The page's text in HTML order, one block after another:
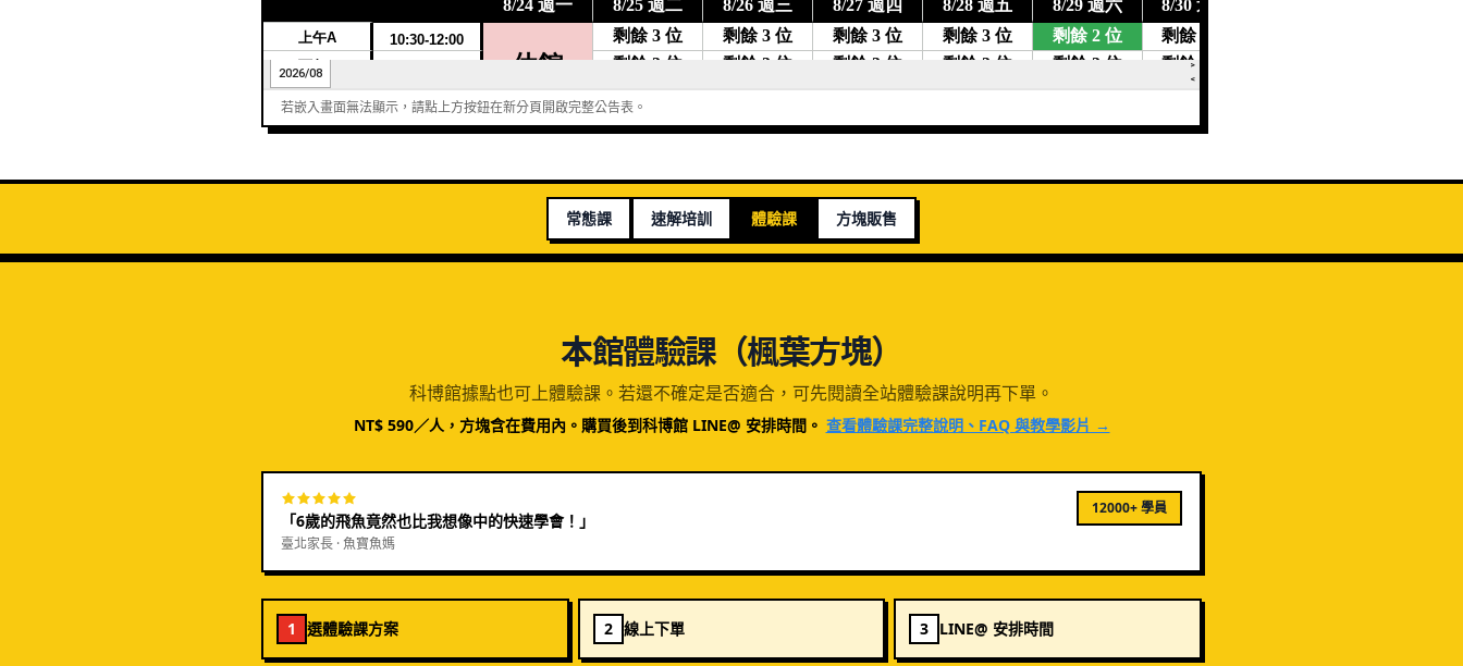
若嵌入畫面無法顯示，請點上方按鈕在新分頁開啟完整公告表。
常態課 速解培訓 體驗課 方塊販售
本館體驗課（楓葉方塊）
科博館據點也可上體驗課。若還不確定是否適合，可先閱讀全站體驗課說明再下單。
NT$ 590／人，方塊含在費用內。購買後到科博館 LINE@ 安排時間。 查看體驗課完整說明、FAQ 與教學影片 →
「6歲的飛魚竟然也比我想像中的快速學會！ 」
臺北家長 · 魚寶魚媽
12000+ 學員
1 選體驗課方案 2 線上下單 3 LINE@ 安排時間